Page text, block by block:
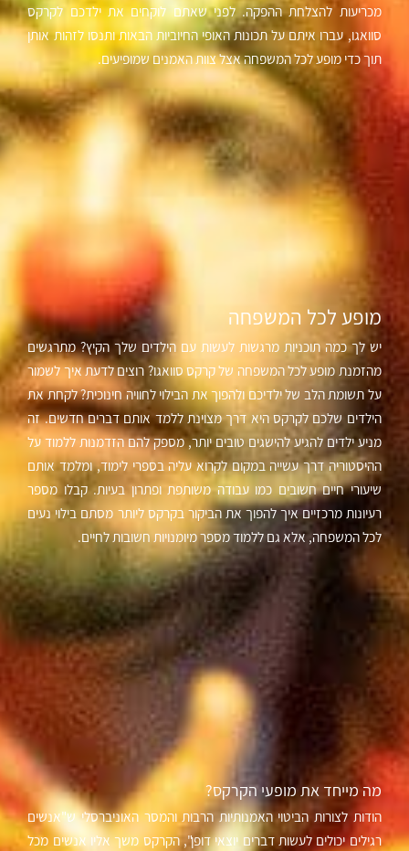
מכריעות להצלחת ההפקה. לפני שאתם לוקחים את ילדכם לקרקס
סוואגו, עברו איתם על תכונות האופי החיוביות הבאות ותנסו לזהות אותן
תוך כדי מופע לכל המשפחה אצל צוות האמנים שמופיעים.
מופע לכל המשפחה
יש לך כמה תוכניות מרגשות לעשות עם הילדים שלך הקיץ? מתרגשים
מהזמנת מופע לכל המשפחה של קרקס סוואגו? רוצים לדעת איך לשמור
על תשומת הלב של ילדיכם ולהפוך את הבילוי לחוויה חינוכית? לקחת את
הילדים שלכם לקרקס היא דרך מצוינת ללמד אותם דברים חדשים. זה
מניע ילדים להגיע להישגים טובים יותר, מספק להם הזדמנות ללמוד על
ההיסטוריה דרך עשייה במקום לקרוא עליה בספרי לימוד, ומלמד אותם
שיעורי חיים חשובים כמו עבודה משותפת ופתרון בעיות. קבלו מספר
רעיונות מרכזיים איך להפוך את הביקור בקרקס ליותר מסתם בילוי נעים
לכל המשפחה, אלא גם ללמוד מספר מיומנויות חשובות לחיים.
מה מייחד את מופעי הקרקס?
הודות לצורות הביטוי האמנותיות הרבות והמסר האוניברסלי ש"אנשים
רגילים יכולים לעשות דברים יוצאי דופן", הקרקס משך אליו אנשים מכל